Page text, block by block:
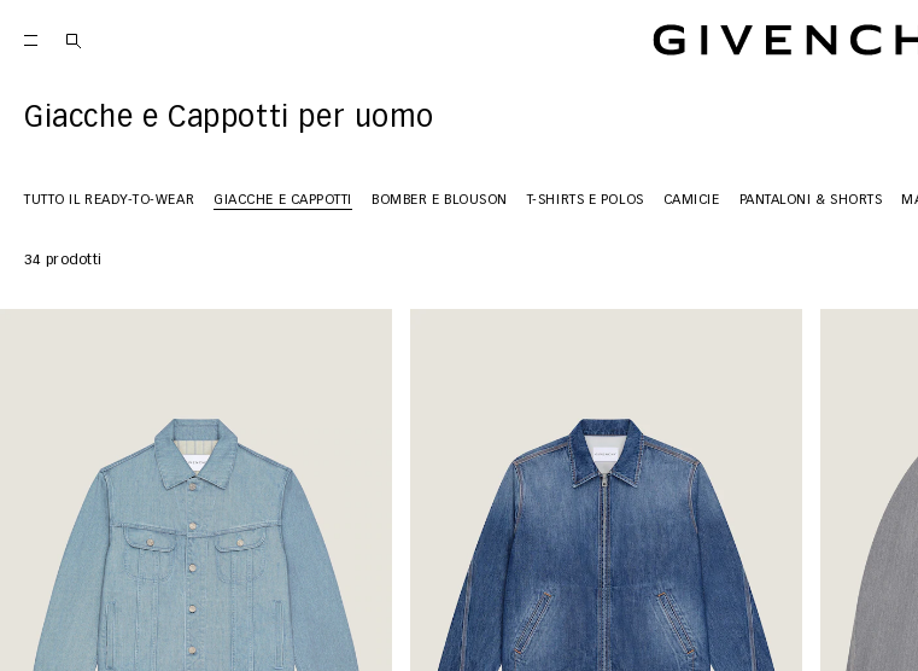
Givenchy
Giacche e Cappotti per uomo
TUTTO IL READY-TO-WEAR GIACCHE E CAPPOTTI BOMBER E BLOUSON T-SHIRTS E POLOS CAMICIE PANTALONI & SHORTS
34 prodotti